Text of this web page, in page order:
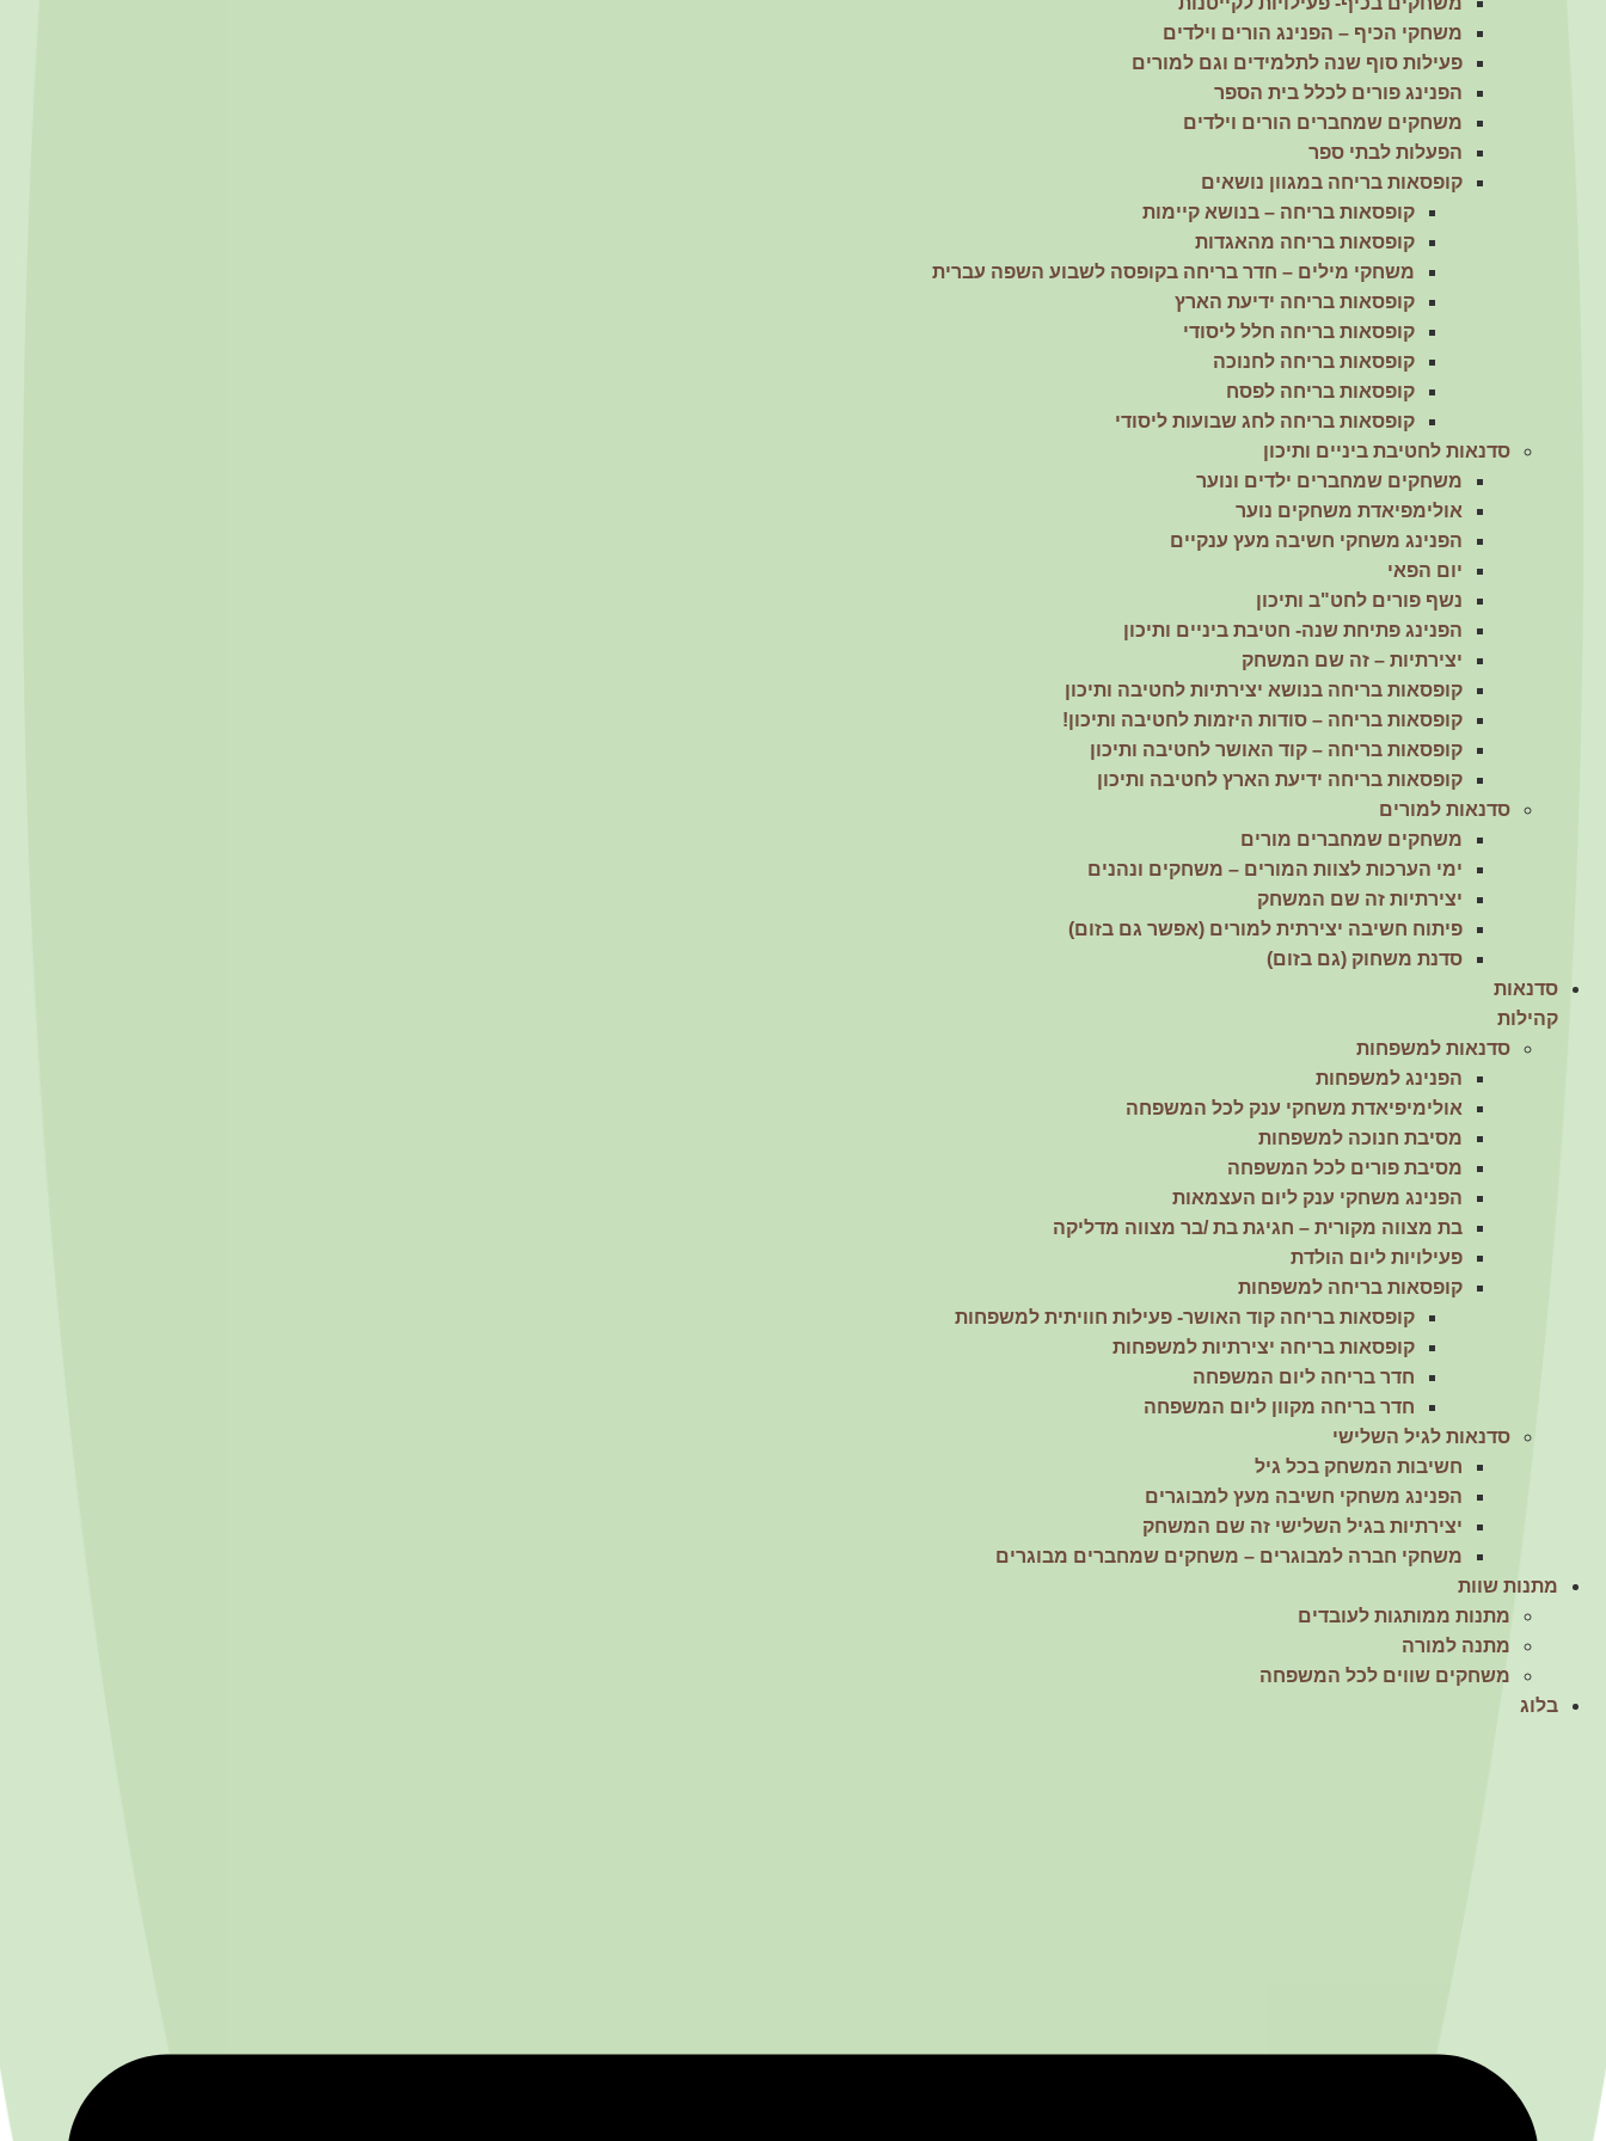
משחקי הכיף – הפנינג הורים וילדים
פעילות סוף שנה לתלמידים וגם למורים
הפנינג פורים לכלל בית הספר
משחקים שמחברים הורים וילדים
הפעלות לבתי ספר
קופסאות בריחה במגוון נושאים
קופסאות בריחה – בנושא קיימות
קופסאות בריחה מהאגדות
משחקי מילים – חדר בריחה בקופסה לשבוע השפה עברית
קופסאות בריחה ידיעת הארץ
קופסאות בריחה חלל ליסודי
קופסאות בריחה לחנוכה
קופסאות בריחה לפסח
קופסאות בריחה לחג שבועות ליסודי
סדנאות לחטיבת ביניים ותיכון
משחקים שמחברים ילדים ונוער
אולימפיאדת משחקים נוער
הפנינג משחקי חשיבה מעץ ענקיים
יום הפאי
נשף פורים לחט"ב ותיכון
הפנינג פתיחת שנה- חטיבת ביניים ותיכון
יצירתיות – זה שם המשחק
קופסאות בריחה בנושא יצירתיות לחטיבה ותיכון
קופסאות בריחה – סודות היזמות לחטיבה ותיכון!
קופסאות בריחה – קוד האושר לחטיבה ותיכון
קופסאות בריחה ידיעת הארץ לחטיבה ותיכון
סדנאות למורים
משחקים שמחברים מורים
ימי הערכות לצוות המורים – משחקים ונהנים
יצירתיות זה שם המשחק
פיתוח חשיבה יצירתית למורים (אפשר גם בזום)
סדנת משחוק (גם בזום)
סדנאות
קהילות
סדנאות למשפחות
הפנינג למשפחות
אולימיפיאדת משחקי ענק לכל המשפחה
מסיבת חנוכה למשפחות
מסיבת פורים לכל המשפחה
הפנינג משחקי ענק ליום העצמאות
בת מצווה מקורית – חגיגת בת /בר מצווה מדליקה
פעילויות ליום הולדת
קופסאות בריחה למשפחות
קופסאות בריחה קוד האושר- פעילות חוויתית למשפחות
קופסאות בריחה יצירתיות למשפחות
חדר בריחה ליום המשפחה
חדר בריחה מקוון ליום המשפחה
סדנאות לגיל השלישי
חשיבות המשחק בכל גיל
הפנינג משחקי חשיבה מעץ למבוגרים
יצירתיות בגיל השלישי זה שם המשחק
משחקי חברה למבוגרים – משחקים שמחברים מבוגרים
מתנות שוות
מתנות ממותגות לעובדים
מתנה למורה
משחקים שווים לכל המשפחה
בלוג